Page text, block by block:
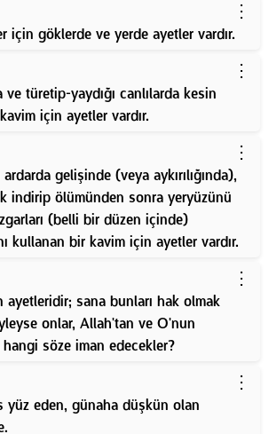
⋮
için göklerde ve yerde ayetler vardır.
⋮
ve türetip-yaydığı canlılarda kesin
için ayetler vardır.
⋮
gelişinde (veya aykırılığında),
indirip ölümünden sonra yeryüzünü
(belli bir düzen içinde)
kullanan bir kavim için ayetler vardır.
⋮
ayetleridir; sana bunları hak olmak
onlar, Allah'tan ve O'nun
söze iman edecekler?
⋮
yüz eden, günaha düşkün olan